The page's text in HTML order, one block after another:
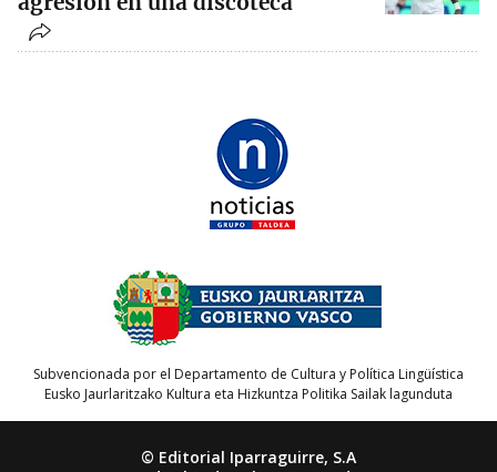
Subvencionada por el Departamento de Cultura y Política Lingüística
Eusko Jaurlaritzako Kultura eta Hizkuntza Politika Sailak lagunduta
© Editorial Iparraguirre, S.A